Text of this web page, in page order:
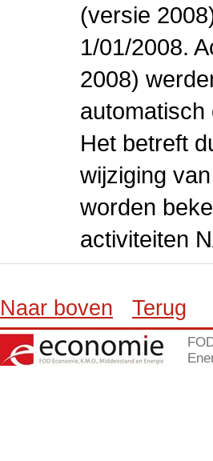
(versie
1/01/2008.
2008)
Het betreft
wijziging
worden
activiteiten
Naar boven Terug